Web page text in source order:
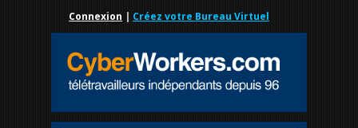
Connexion | Créez votre Bureau Virtuel